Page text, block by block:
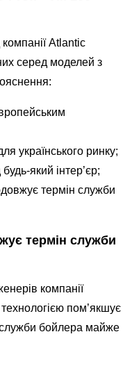
компанії Atlantic
серед моделей з
українського ринку;
який інтер’єр;
термін служби
термін служби
компанії
пом’якшує
служби бойлера майже